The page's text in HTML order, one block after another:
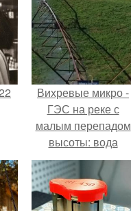
Вихревые микро -
ГЭС на реке с
малым перепадом
высоты: вода
закручивается в
бетонной камере и
вращает